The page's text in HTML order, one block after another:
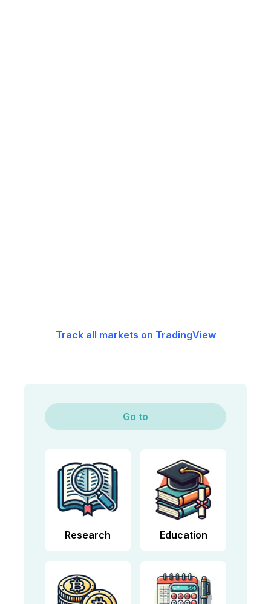
Track all markets on TradingView
Go to
Research Education